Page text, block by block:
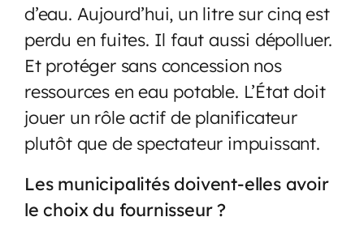
d’eau. Aujourd’hui, un litre sur cinq est
perdu en fuites. Il faut aussi dépolluer.
Et protéger sans concession nos
ressources en eau potable. L’État doit
jouer un rôle actif de planificateur
plutôt que de spectateur impuissant.
Les municipalités doivent-elles avoir
le choix du fournisseur ?